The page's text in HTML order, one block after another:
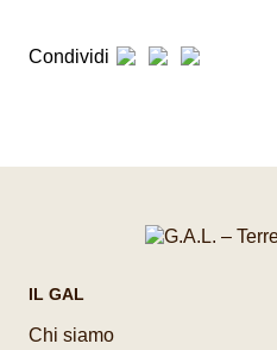
Condividi
IL GAL
Chi siamo